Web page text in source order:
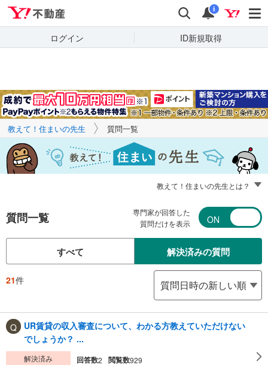
検索 通知
i
ログイン ID新規取得
キーワードで
質問を探す
教えて！住まいの先生 質問一覧
教えて！住まいの先生とは？
質問一覧
専門家が回答した
質問だけを表示
すべて 解決済みの質問
21件
UR賃貸の収入審査について、わかる方教えていただけない
でしょうか？ ...
解決済み 回答数2 閲覧数929